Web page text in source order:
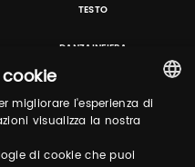
TESTO
DANZAINFIERA
ITALIAN
migliorare l'esperienza di
visualizza la nostra
di cookie che puoi